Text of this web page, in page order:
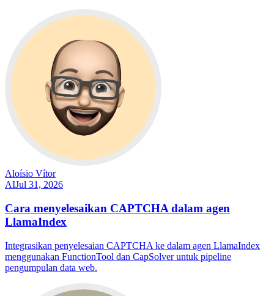
Aloísio Vítor
AIJul 31, 2026
Cara menyelesaikan CAPTCHA dalam agen
LlamaIndex
Integrasikan penyelesaian CAPTCHA ke dalam agen LlamaIndex
menggunakan FunctionTool dan CapSolver untuk pipeline
pengumpulan data web.